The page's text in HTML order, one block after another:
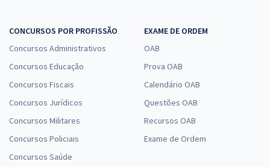
CONCURSOS POR PROFISSÃO
Concursos Administrativos
Concursos Educação
Concursos Fiscais
Concursos Jurídicos
Concursos Militares
Concursos Policiais
Concursos Saúde
EXAME DE ORDEM
OAB
Prova OAB
Calendário OAB
Questões OAB
Recursos OAB
Exame de Ordem